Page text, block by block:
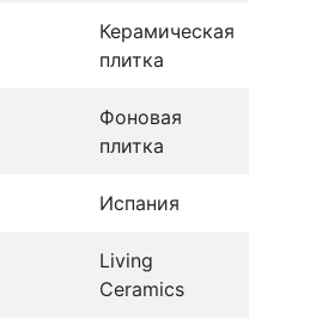
Керамическая
плитка
Фоновая
плитка
Испания
Living
Ceramics